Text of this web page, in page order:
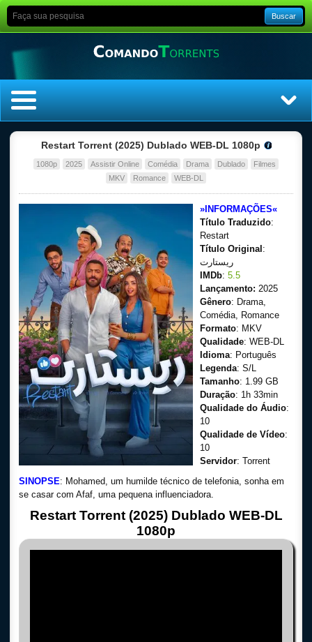
Buscar
Top Filmes
Top Séries
Dublado
Legendado
Restart Torrent (2025) Dublado WEB-DL 1080p
1080p 2025 Assistir Online Comédia Drama Dublado
Filmes
MKV
Romance WEB-DL
»INFORMAÇÕES«
Título Traduzido:
Restart
Título Original :
ريستارت
IMDb: 5.5
Lançamento: 2025
Gênero: Drama,
Comédia, Romance
Formato: MKV
Qualidade: WEB-DL
Idioma: Português
Legenda: S/L
Tamanho: 1.99 GB
Duração: 1h 33min
Qualidade do Áudio:
10
Qualidade de Vídeo:
10
Servidor: Torrent
SINOPSE: Mohamed, um humilde técnico de telefonia, sonha em
se casar com Afaf, uma pequena influenciadora.
Restart Torrent (2025) Dublado WEB-DL
1080p